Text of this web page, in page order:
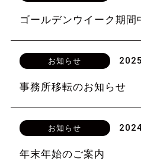
ゴールデンウイーク期
お知らせ
事務所移転のお知らせ
お知らせ
年末年始のご案内